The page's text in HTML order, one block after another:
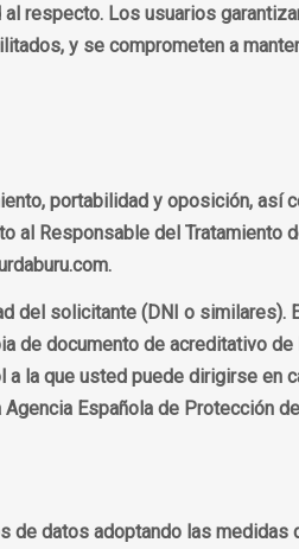
respecto. Los usuarios
y se comprometen a
portabilidad y oposición, así
al Responsable del Tratamiento
del solicitante (DNI o similares).
de documento de acreditativo
la que usted puede dirigirse en
Española de Protección
de datos adoptando las medidas